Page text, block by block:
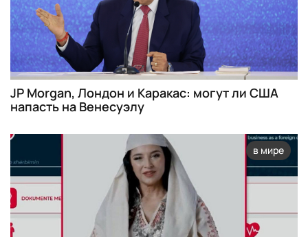
JP Morgan, Лондон и Каракас: могут ли США
напасть на Венесуэлу
в мире